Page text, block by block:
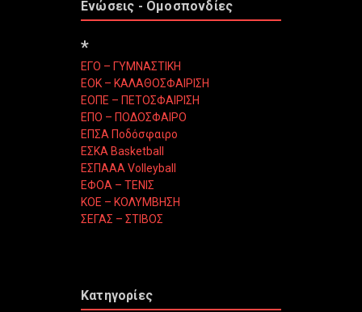
Ενώσεις - Ομοσπονδίες
*
ΕΓΟ – ΓΥΜΝΑΣΤΙΚΗ
ΕΟΚ – ΚΑΛΑΘΟΣΦΑΙΡΙΣΗ
ΕΟΠΕ – ΠΕΤΟΣΦΑΙΡΙΣΗ
ΕΠΟ – ΠΟΔΟΣΦΑΙΡΟ
ΕΠΣΑ Ποδόσφαιρο
ΕΣΚΑ Basketball
ΕΣΠΑΑΑ Volleyball
ΕΦΟΑ – ΤΕΝΙΣ
ΚΟΕ – ΚΟΛΥΜΒΗΣΗ
ΣΕΓΑΣ – ΣΤΙΒΟΣ
Κατηγορίες